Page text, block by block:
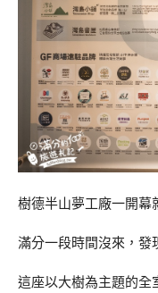
樹德半山夢工廠一開幕
滿分一段時間沒來，發
這座以大樹為主題的全